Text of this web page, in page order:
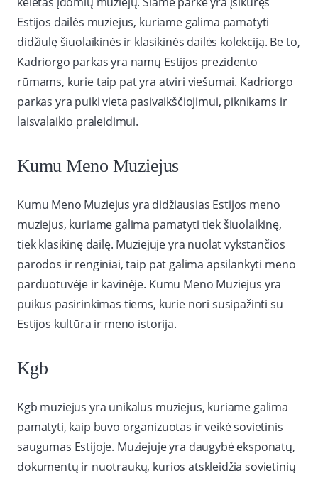
Estijos dailės muziejus, kuriame galima pamatyti
didžiulę šiuolaikinės ir klasikinės dailės kolekciją. Be to,
Kadriorgo parkas yra namų Estijos prezidento
rūmams, kurie taip pat yra atviri viešumai. Kadriorgo
parkas yra puiki vieta pasivaikščiojimui, piknikams ir
laisvalaikio praleidimui.
Kumu Meno Muziejus
Kumu Meno Muziejus yra didžiausias Estijos meno
muziejus, kuriame galima pamatyti tiek šiuolaikinę,
tiek klasikinę dailę. Muziejuje yra nuolat vykstančios
parodos ir renginiai, taip pat galima apsilankyti meno
parduotuvėje ir kavinėje. Kumu Meno Muziejus yra
puikus pasirinkimas tiems, kurie nori susipažinti su
Estijos kultūra ir meno istorija.
Kgb
Kgb muziejus yra unikalus muziejus, kuriame galima
pamatyti, kaip buvo organizuotas ir veikė sovietinis
saugumas Estijoje. Muziejuje yra daugybė eksponatų,
dokumentų ir nuotraukų, kurios atskleidžia sovietinių